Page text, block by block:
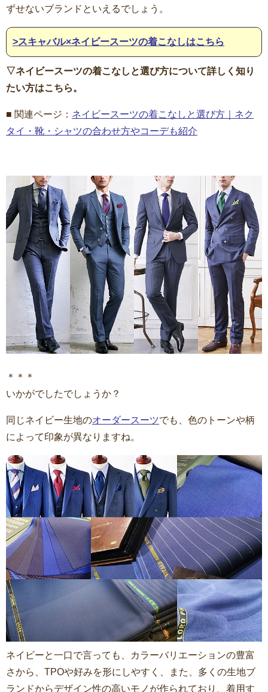
ずせないブランドといえるでしょう。
>スキャバル×ネイビースーツの着こなしはこちら
▽ネイビースーツの着こなしと選び方について詳しく知り
たい方はこちら。
■ 関連ページ： ネイビースーツの着こなしと選び方｜ネク
タイ・靴・シャツの合わせ方やコーデも紹介
＊＊＊
いかがでしたでしょうか？
同じネイビー生地のオーダースーツでも、色のトーンや柄
によって印象が異なりますね。
ネイビーと一口で言っても、カラーバリエーションの豊富
さから、TPOや好みを形にしやすく、また、多くの生地ブ
ランドからデザイン性の高いモノが作られており、着用す